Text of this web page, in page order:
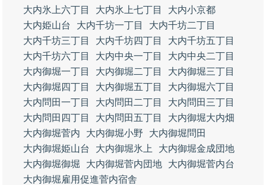
大内氷上六丁目
大内氷上七丁目
大内小京都
大内姫山台
大内千坊一丁目
大内千坊二丁目
大内千坊三丁目
大内千坊四丁目
大内千坊五丁目
大内千坊六丁目
大内中央一丁目
大内中央二丁目
大内御堀一丁目
大内御堀二丁目
大内御堀三丁目
大内御堀四丁目
大内御堀五丁目
大内御堀六丁目
大内問田一丁目
大内問田二丁目
大内問田三丁目
大内問田四丁目
大内問田五丁目
大内御堀大内畑
大内御堀菅内
大内御堀小野
大内御堀問田
大内御堀姫山台
大内御堀氷上
大内御堀金成団地
大内御堀御堀
大内御堀菅内団地
大内御堀菅内台
大内御堀雇用促進菅内宿舎